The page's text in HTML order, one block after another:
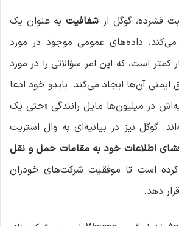
فشرده، گوگل از شفافیتبه عنوان یک
می‌کند. داده‌های عمومی موجود در مورد
کمتر است، که این امر سؤالاتی را در مورد
ایمنی آن‌ها ایجاد می‌کند. بایدو خود ادعا
در میلیون‌ها مایل رانندگی «حتی یک
گوگل نیز در بیانیه‌ای به وال استریت
اطلاعات خود به مقامات حمل و نقل
کرده است تا موفقیت شرکت‌های خودران
دهد.